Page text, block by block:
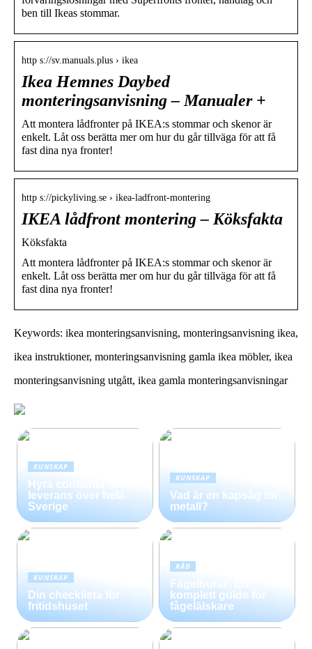
ben till Ikeas stommar.
http s://sv.manuals.plus › ikea
Ikea Hemnes Daybed
monteringsanvisning – Manualer +
Att montera lådfronter på IKEA:s stommar och skenor är
enkelt. Låt oss berätta mer om hur du går tillväga för att få
fast dina nya fronter!
http s://pickyliving.se › ikea-ladfront-montering
IKEA lådfront montering – Köksfakta
Köksfakta
Att montera lådfronter på IKEA:s stommar och skenor är
enkelt. Låt oss berätta mer om hur du går tillväga för att få
fast dina nya fronter!
Keywords: ikea monteringsanvisning, monteringsanvisning ikea,
ikea instruktioner, monteringsanvisning gamla ikea möbler, ikea
monteringsanvisning utgått, ikea gamla monteringsanvisningar
KUNSKAP
Hyra container med
leverans över hela
Sverige
KUNSKAP
Vad är en kapsåg för
metall?
KUNSKAP
Din checklista för
fritidshuset
RÅD
Fågelburar: En
komplett guide för
fågelälskare